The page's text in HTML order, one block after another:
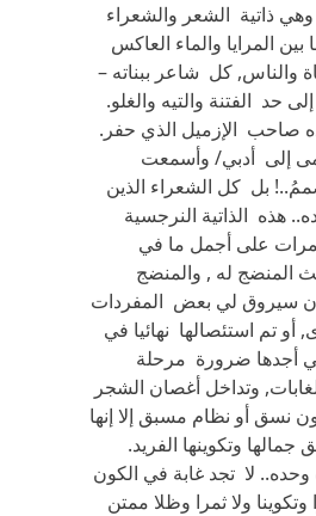
ذاتية الشعر والشعراء
بين المرايا والماء العاكس
والناس, كل شاعر ببناته –
حد الفتنة والتيه والغلو.
صاحب الإزميل الذي حفر.
إلى أدبي/ وأسمعت
بل كل الشعراء الذين
هذه الذاتية النرجسية
على أجمل ما في
المنضج له , والمنضج
سيروق لي بعض المفردات
أو تم استئصالها نهائيا في
أجدها ضرورة مرحلة
وتداخل أغصان الشجر
نسق أو نظام مسبق إلا إنها
وتكوينها الفريد.
وحده.. لا تجد غابة في الكون
ولا ثمرا وظلا ممتن